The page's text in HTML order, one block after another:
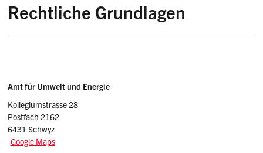
Rechtliche Grundlagen
Kantonales Geoinformationsgesetz
(KGeoiG)
(KGeoiV)
Sidebar
Adresse
Amt für Umwelt und Energie
Kollegiumstrasse 28
Postfach 2162
6431 Schwyz
Google Maps